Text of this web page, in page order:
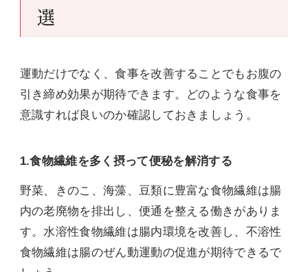
選
運動だけでなく、食事を改善することでもお腹の
引き締め効果が期待できます。どのような食事を
意識すれば良いのか確認しておきましょう。
1.食物繊維を多く摂って便秘を解消する
野菜、きのこ、海藻、豆類に豊富な食物繊維は腸
内の老廃物を排出し、便通を整える働きがありま
す。水溶性食物繊維は腸内環境を改善し、不溶性
食物繊維は腸のぜん動運動の促進が期待できるで